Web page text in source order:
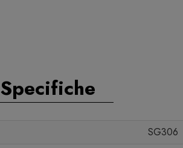
Specifiche
SG306